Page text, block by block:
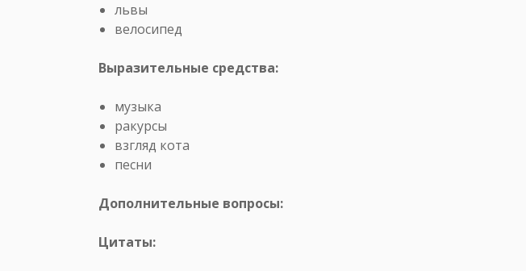
львы
велосипед
Выразительные средства:
музыка
ракурсы
взгляд кота
песни
Дополнительные вопросы:
Цитаты: